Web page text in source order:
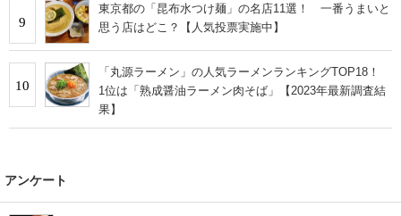
9
東京都の「昆布水つけ麺」の名店11選！ 一番うまいと
思う店はどこ？【人気投票実施中】
10
「丸源ラーメン」の人気ラーメンランキングTOP18！
1位は「熟成醤油ラーメン肉そば」【2023年最新調査結
果】
アンケート